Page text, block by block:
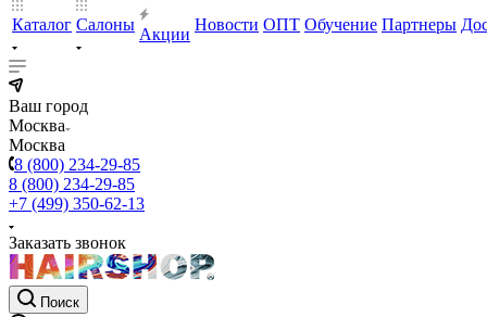
Каталог Салоны
Акции
Новости ОПТ Обучение Партнеры
Ваш город
Москва
Москва
8 (800) 234-29-85
8 (800) 234-29-85
+7 (499) 350-62-13
Заказать звонок
Поиск